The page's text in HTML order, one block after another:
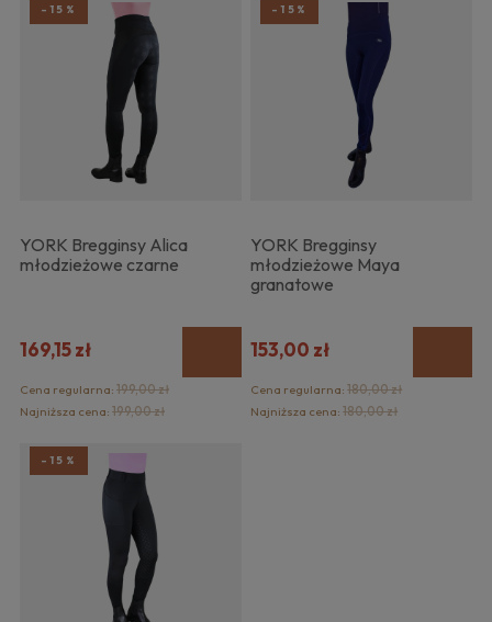
YORK Bregginsy Alica
młodzieżowe czarne
169,15 zł
Cena regularna: 199,00 zł
Najniższa cena: 199,00 zł
-15%
YORK Bregginsy
młodzieżowe Maya
granatowe
153,00 zł
Cena regularna:180,00 zł
Najniższa cena:180,00 zł
-15%
-15%